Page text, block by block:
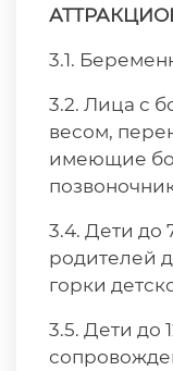
3.1.
3.2. Лица с
весом,
имеющие
3.4. Дети до
родителей
горки
3.5. Дети до